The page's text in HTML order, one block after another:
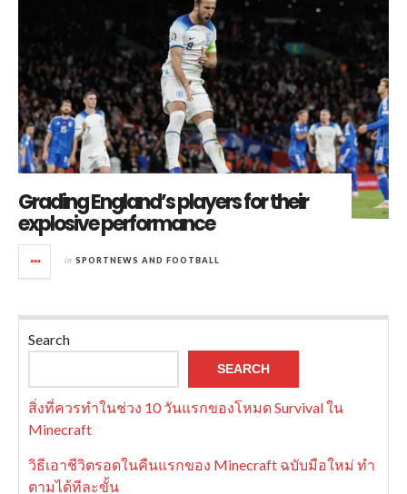
Grading England’s players for their
explosive performance
in SPORTNEWS AND FOOTBALL
Search
SEARCH
สิ่งที่ควรทำในช่วง 10 วันแรกของโหมด Survival ใน
Minecraft
วิธีเอาชีวิตรอดในคืนแรกของ Minecraft ฉบับมือใหม่ ทำ
ตามได้ทีละขั้น